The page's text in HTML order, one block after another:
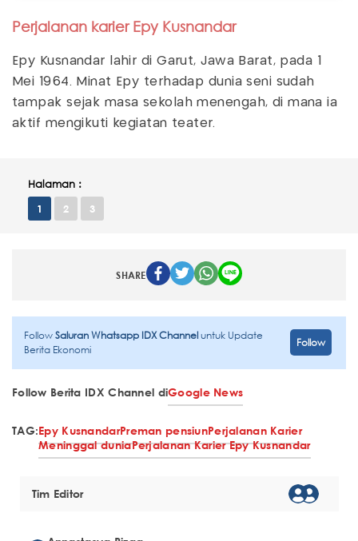
Perjalanan karier Epy Kusnandar
Epy Kusnandar lahir di Garut, Jawa Barat, pada 1
Mei 1964. Minat Epy terhadap dunia seni sudah
tampak sejak masa sekolah menengah, di mana ia
aktif mengikuti kegiatan teater.
Halaman :
1 2 3
SHARE
FollowSaluran Whatsapp IDX Channeluntuk Update
Berita Ekonomi
Follow
Follow Berita IDX Channel diGoogle News
TAG:Epy KusnandarPreman pensiunPerjalanan Karier
Meninggal duniaPerjalanan Karier Epy Kusnandar
Tim Editor